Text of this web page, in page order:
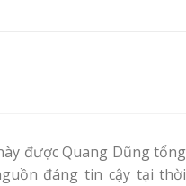
được Quang Dũng tổng
đáng tin cậy tại thời